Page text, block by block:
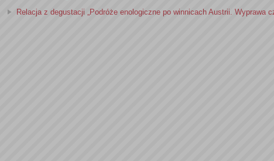
Relacja z degustacji „Podróże enologiczne po winnicach Austrii. Wyprawa